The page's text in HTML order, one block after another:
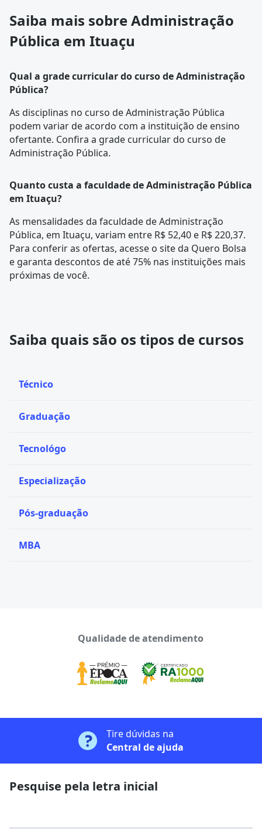
Saiba mais sobre Administração
Pública em Ituaçu
Qual a grade curricular do curso de Administração
Pública?
As disciplinas no curso de Administração Pública
podem variar de acordo com a instituição de ensino
ofertante. Confira a grade curriculardo curso de
Administração Pública.
Quanto custa a faculdade de Administração Pública
em Ituaçu?
As mensalidades da faculdade de Administração
Pública, em Ituaçu, variam entre R$ 52,40 e R$ 220,37.
Para conferir as ofertas, acesse o site da Quero Bolsa
e garanta descontos de até 75% nas instituições mais
próximas de você.
Saiba quais são os tipos de cursos
Técnico
Graduação
Tecnológo
Especialização
Pós-graduação
MBA
Qualidade de atendimento
Tire dúvidas na
Central de ajuda
Pesquise pela letra inicial